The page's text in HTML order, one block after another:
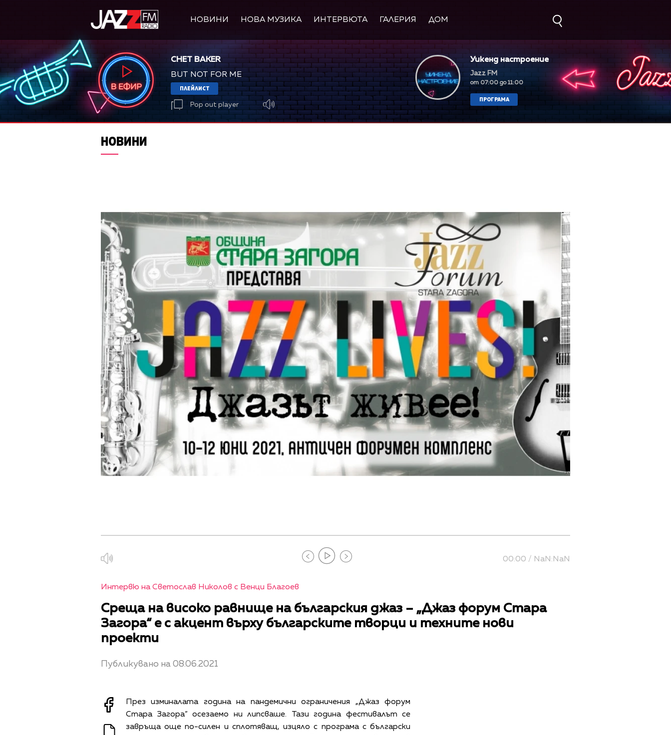
НОВИНИ НОВА МУЗИКА ИНТЕРВЮТА ГАЛЕРИЯ ДОМ
CHET BAKER
BUT NOT FOR ME
ПЛЕЙЛИСТ
Pop out player
Уикенд настроение
Jazz FM
от 07:00 до 11:00
ПРОГРАМА
НОВИНИ
00:00 / NaN:NaN
Интервю на Светослав Николов с Венци Благоев
Среща на високо равнище на българския джаз – „Джаз форум Стара
Загора“ е с акцент върху българските творци и техните нови
проекти
Публикувано на 08.06.2021
През изминалата година на пандемични ограничения „Джаз форум
Стара Загора“ осезаемо ни липсваше. Тази година фестивалът се
завръща още по-силен и сплотяващ, изцяло с програма с български